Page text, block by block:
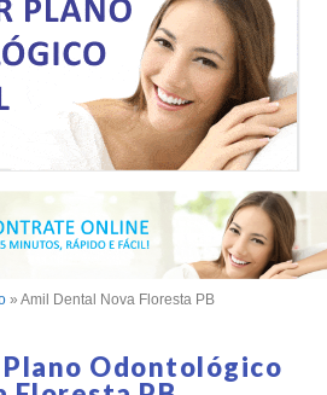
» Amil Dental Nova Floresta PB
Odontológico